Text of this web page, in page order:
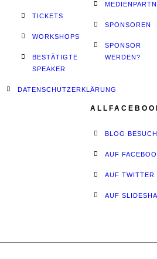
TICKETS
WORKSHOPS
BESTÄTIGTE
SPEAKER
DATENSCHUTZERKLÄRUNG
SPONSOREN
SPONSOR
WERDEN?
BLOG
AUF
AUF TWITTER
AUF